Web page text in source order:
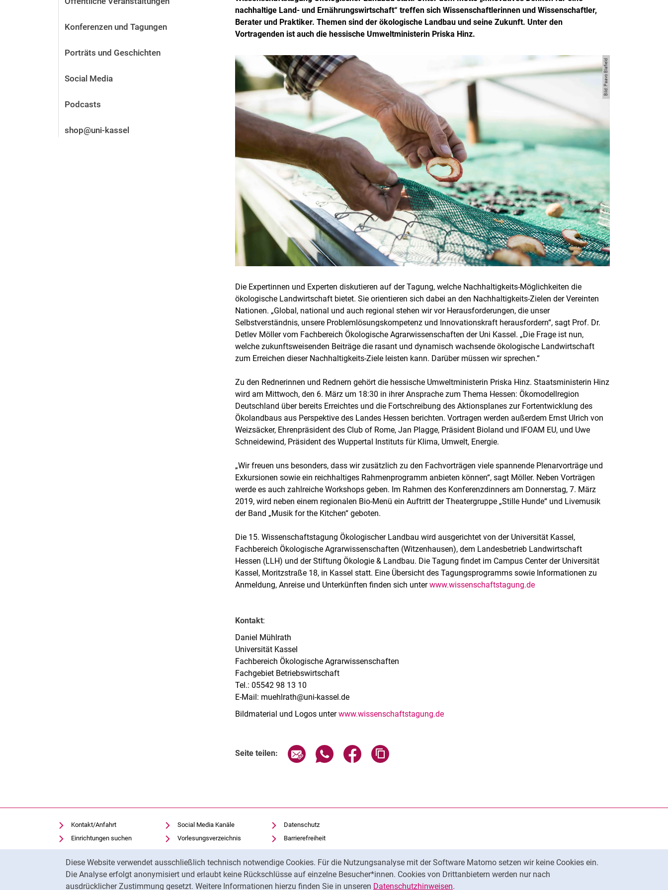
Diese Website verwendet ausschließlich technisch notwendige Cookies. Für die Nutzungsanalyse mit der Software Matomo setzen wir keine Cookies ein.
Die Analyse erfolgt anonymisiert und erlaubt keine Rückschlüsse auf einzelne Besucher*innen. Cookies von Drittanbietern werden nur nach
ausdrücklicher Zustimmung gesetzt. Weitere Informationen hierzu finden Sie in unseren Datenschutzhinweisen.
Stellenangebote
Alum­ni und Freunde
Kontakt und Standorte
Konferenzen und Tagungen
Porträts und Geschichten
Social Media
Podcasts
shop@uni-kassel
nachhaltige Land- und Ernährungswirtschaft“ treffen sich Wissenschaftlerinnen und Wissenschaftler,
Berater und Praktiker. Themen sind der ökologische Landbau und seine Zukunft. Unter den
Vortragenden ist auch die hessische Umweltministerin Priska Hinz.
Bild: Paavo Blafield
Die Expertinnen und Experten diskutieren auf der Tagung, welche Nachhaltigkeits-Möglichkeiten die
ökologische Landwirtschaft bietet. Sie orientieren sich dabei an den Nachhaltigkeits-Zielen der Vereinten
Nationen. „Global, national und auch regional stehen wir vor Herausforderungen, die unser
Selbstverständnis, unsere Problemlösungskompetenz und Innovationskraft herausfordern“, sagt Prof. Dr.
Detlev Möller vom Fachbereich Ökologische Agrarwissenschaften der Uni Kassel. „Die Frage ist nun,
welche zukunftsweisenden Beiträge die rasant und dynamisch wachsende ökologische Landwirtschaft
zum Erreichen dieser Nachhaltigkeits-Ziele leisten kann. Darüber müssen wir sprechen.“
Zu den Rednerinnen und Rednern gehört die hessische Umweltministerin Priska Hinz. Staatsministerin Hinz
wird am Mittwoch, den 6. März um 18:30 in ihrer Ansprache zum Thema Hessen: Ökomodellregion
Deutschland über bereits Erreichtes und die Fortschreibung des Aktionsplanes zur Fortentwicklung des
Ökolandbaus aus Perspektive des Landes Hessen berichten. Vortragen werden außerdem Ernst Ulrich von
Weizsäcker, Ehrenpräsident des Club of Rome, Jan Plagge, Präsident Bioland und IFOAM EU, und Uwe
Schneidewind, Präsident des Wuppertal Instituts für Klima, Umwelt, Energie.
„Wir freuen uns besonders, dass wir zusätzlich zu den Fachvorträgen viele spannende Plenarvorträge und
Exkursionen sowie ein reichhaltiges Rahmenprogramm anbieten können“, sagt Möller. Neben Vorträgen
werde es auch zahlreiche Workshops geben. Im Rahmen des Konferenzdinners am Donnerstag, 7. März
2019, wird neben einem regionalen Bio-Menü ein Auftritt der Theatergruppe „Stille Hunde“ und Livemusik
der Band „Musik for the Kitchen“ geboten.
Die 15. Wissenschaftstagung Ökologischer Landbau wird ausgerichtet von der Universität Kassel,
Fachbereich Ökologische Agrarwissenschaften (Witzenhausen), dem Landesbetrieb Landwirtschaft
Hessen (LLH) und der Stiftung Ökologie & Landbau. Die Tagung findet im Campus Center der Universität
Kassel, Moritzstraße 18, in Kassel statt. Eine Übersicht des Tagungsprogramms sowie Informationen zu
Anmeldung, Anreise und Unterkünften finden sich unterwww.wissenschaftstagung.de
Kontakt:
Daniel Mühlrath
Universität Kassel
Fachbereich Ökologische Agrarwissenschaften
Fachgebiet Betriebswirtschaft
Tel.: 05542 98 13 10
E-Mail: muehlrath@uni-kassel.de
Bildmaterial und Logos unterwww.wissenschaftstagung.de
Seite teilen: Seite über E-Mail teilen
Seite über WhatsApp teilen (externer Link, öffnet neues Fenster)
Seite über Facebook teilen (externer Link, öffnet neues Fenster)
Kontakt/Anfahrt
Einrichtungen suchen
Stellenangebote
Notfall
Cookie-Einstellungen
Social Media Kanäle
Vorlesungsverzeichnis
Moodle
Panopto
Universitätsbibliothek
Datenschutz
Barrierefreiheit
Transparenter KI-Einsatz
Impressum